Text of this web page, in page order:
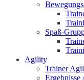
Spaß-
Agility
Trainer